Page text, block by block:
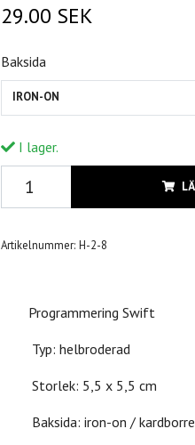
29.00 SEK
Baksida
IRON-ON
I lager.
Artikelnummer: H-2-8
Programmering Swift
Typ: helbroderad
Storlek: 5,5 x 5,5 cm
Baksida: iron-on / kardborre